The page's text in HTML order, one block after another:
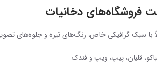
فروشگاه‌های دخانیات
سبک گرافیکی خاص، رنگ‌های تیره و جلوه‌های
قلیان، پیپ، ویپ و فندک